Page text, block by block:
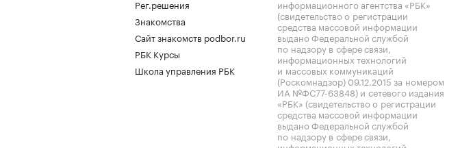
Рег.решения
Знакомства
Сайт знакомств podbor.ru
РБК Курсы
Школа управления РБК
информационного агентства «РБК»
(свидетельство о регистрации
средства массовой информации
выдано Федеральной службой
по надзору в сфере связи,
информационных технологий
и массовых коммуникаций
(Роскомнадзор) 09.12.2015 за номером
ИА №ФС77-63848) и сетевого издания
«РБК» (свидетельство о регистрации
средства массовой информации
выдано Федеральной службой
по надзору в сфере связи,